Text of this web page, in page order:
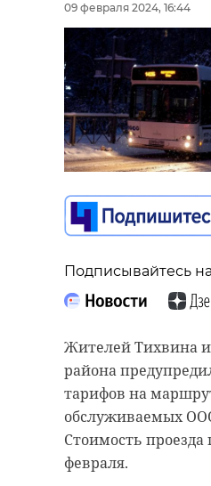
09 февраля 2024, 16:44
Подписывайтесь
Жителей Тихвина
района
тарифов на
обслуживаемых
Стоимость проезда
февраля.
09 февраля 2024, 16:09
Подписывайтесь на
В первый день
упражнениях на
оружием, длинным
него.
В Токсово
0:00 / 0:00
Видео: ВМЕСТЕ РФ
Сергей
рассказал о
развитии
области
Подписывайтесь на